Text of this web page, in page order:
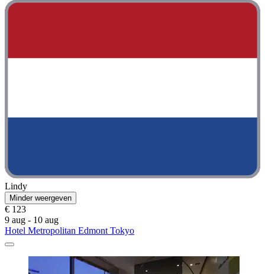
Lindy
Minder weergeven
€ 123
9 aug - 10 aug
Hotel Metropolitan Edmont Tokyo